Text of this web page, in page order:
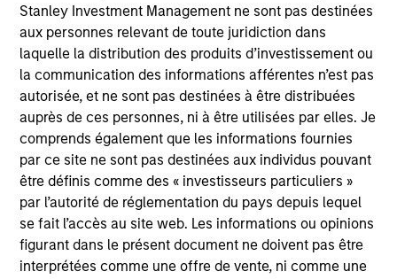
Stanley Investment Management ne sont pas destinées
aux personnes relevant de toute juridiction dans
laquelle la distribution des produits d’investissement ou
la communication des informations afférentes n’est pas
autorisée, et ne sont pas destinées à être distribuées
auprès de ces personnes, ni à être utilisées par elles. Je
comprends également que les informations fournies
par ce site ne sont pas destinées aux individus pouvant
être définis comme des « investisseurs particuliers »
par l’autorité de réglementation du pays depuis lequel
se fait l’accès au site web. Les informations ou opinions
figurant dans le présent document ne doivent pas être
interprétées comme une offre de vente, ni comme une
As of July 25, 2025. The above is provided for informational
and educational purposes only. There is no guarantee that
the investment mentioned resulted in positive performance
(for realized holdings), or will perform well in the future (for
current holdings). The trademarks and service marks above
are the property of their respective owners. The information
on this website has not been authorized, sponsored, or
otherwise approved by such owners. By clicking on any
links shown here, you agree that you are navigating to a
third party site. We are providing these hyperlinks to you
only as a convenience and the inclusion of any hyperlink is